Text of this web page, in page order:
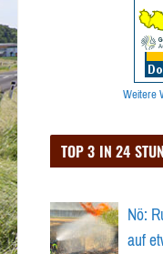
Weitere
TOP 3 IN 24
Nö:
auf